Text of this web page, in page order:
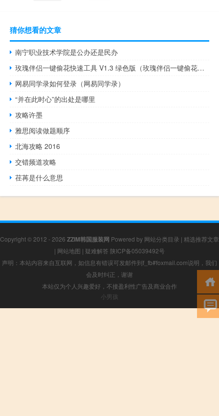
猜你想看的文章
南宁职业技术学院是公办还是民办
玫瑰伴侣一键偷花快速工具 V1.3 绿色版（玫瑰伴侣一键偷花快速工具 V1.3 绿色版功能简介）
网易同学录如何登录（网易同学录）
“并在此时心”的出处是哪里
攻略许墨
雅思阅读做题顺序
北海攻略 2016
交错频道攻略
荏苒是什么意思
Copyright © 2012 - 2026 ZZIM韩国服装网 Powered by 网站分类目录 | 精选推荐文章
| 网站地图 | 疑难解答 陕ICP备05039492号
声明：本站内容来自互联网，如信息有错误可发邮件到f_fb#foxmail.com说明，我们
会及时纠正，谢谢
本站仅为个人兴趣爱好，不接盈利性广告及商业合作
小男孩